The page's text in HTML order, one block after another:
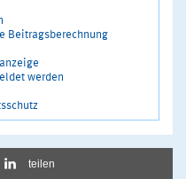
Beitragsberechnung
werden
teilen